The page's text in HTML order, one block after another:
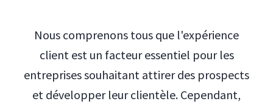
Nous comprenons tous que l'expérience
client est un facteur essentiel pour les
entreprises souhaitant attirer des prospects
et développer leur clientèle. Cependant,